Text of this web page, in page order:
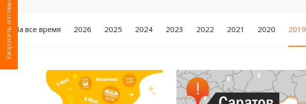
За все время 2026 2025 2024 2023 2022 2021 2020 2019
Запросить оптовый прайс